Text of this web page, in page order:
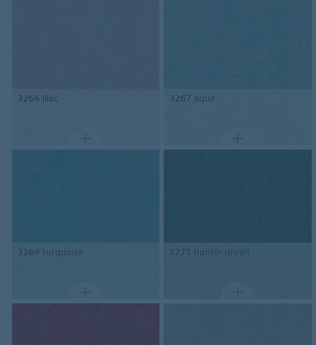
3266 lilac 3267 aqua
3269 turquoise 3271 hunter green